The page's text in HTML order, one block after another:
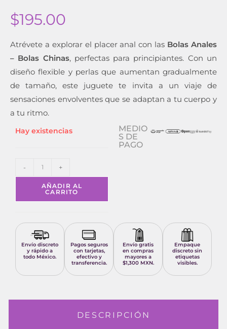
$195.00
Atrévete a explorar el placer anal con las Bolas Anales
– Bolas Chinas, perfectas para principiantes. Con un
diseño flexible y perlas que aumentan gradualmente
de tamaño, este juguete te invita a un viaje de
sensaciones envolventes que se adaptan a tu cuerpo y
a tu ritmo.
Hay existencias
- +
AÑADIR AL
CARRITO
MEDIO
S DE
PAGO
Envío discreto
y rápido a
todo México.
Pagos seguros
con tarjetas,
efectivo y
transferencia.
Envío gratis
en compras
mayores a
$1,300 MXN.
Empaque
discreto sin
etiquetas
visibles.
DESCRIPCIÓN